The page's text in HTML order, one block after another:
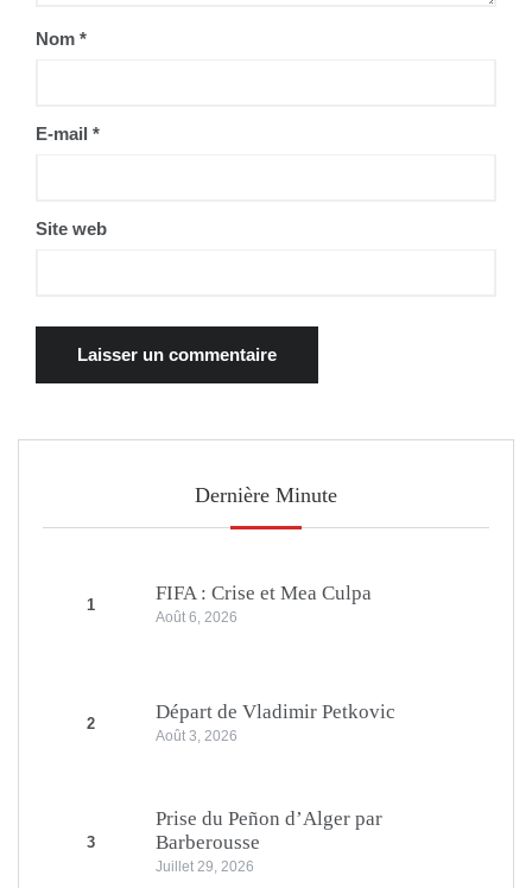
Nom *
E-mail *
Site web
Dernière Minute
1
FIFA : Crise et Mea Culpa
Août 6, 2026
2
Départ de Vladimir Petkovic
Août 3, 2026
3
Prise du Peñon d’Alger par
Barberousse
Juillet 29, 2026